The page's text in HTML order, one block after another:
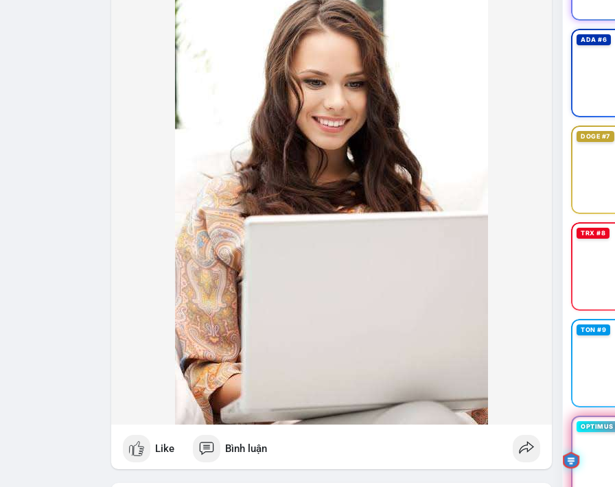
- Quy định & Pháp lý: Brazil công bố quy định mới có hiệu lực từ 1/1/2027, yêu cầu tạm dừng
24h đối với các giao dịch crypto trên 10.000 USD chuyển sang nhà cung cấp nước ngoài
hoặc ví tự quản. Fork BIP-110 của Bitcoin khai thác thành công 2 block rồi dừng do thiếu
hashpower, khoảng cách giữa các block kéo dài nhiều giờ.
Lời khuyên từ chuyên gia: Thị trường đang trong giai đoạn tích lũy với tâm lý sợ hãi chiếm
ưu thế. Nhà đầu tư nên tránh FOMO, tập trung quản trị rủi ro và chờ đợi tín hiệu rõ ràng hơn
từ dòng vốn ETF (tuần tốt nhất kể từ tháng 4 với 1 tỷ USD) trước khi gia tăng vị thế.
Xem chi tiết các bài viết đầy đủ tại dòng thời gian của Vlike.vn!
#feargreedindex #bip110fork #brazilcryptoregulation
Like Bình luận
ADA #6
DOGE #7
TRX #8
TON #9
OPTIMUS